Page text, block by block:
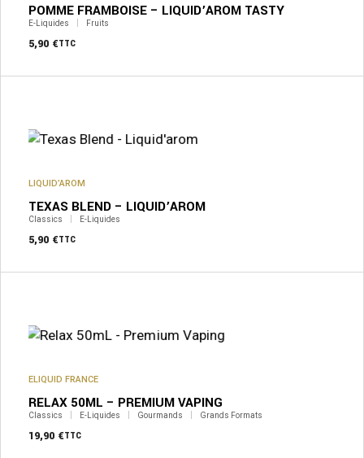
POMME FRAMBOISE – LIQUID’AROM TASTY
E-Liquides Fruits
5,90 €TTC
choisies
page
produit
LIQUID’AROM
TEXAS BLEND – LIQUID’AROM
Classics E-Liquides
5,90 €TTC
variations.
peuvent
choisies
page
produit
ELIQUID FRANCE
RELAX 50ML – PREMIUM VAPING
Classics E-Liquides Gourmands Grands Formats
19,90 €TTC